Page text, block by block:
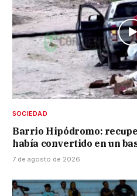
SOCIEDAD
Barrio Hipódromo:
había convertido en un
7 de agosto de 2026